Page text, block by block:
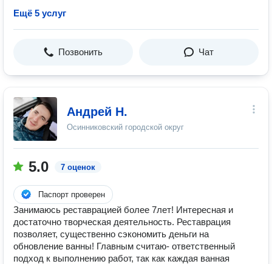
Ещё 5 услуг
Позвонить Чат
Андрей Н.
Осинниковский городской округ
5.0 7 оценок
Паспорт проверен
Занимаюсь реставрацией более 7лет! Интересная и
достаточно творческая деятельность. Реставрация
позволяет, существенно сэкономить деньги на
обновление ванны! Главным считаю- ответственный
подход к выполнению работ, так как каждая ванная